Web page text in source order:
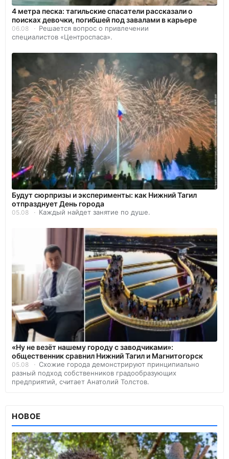
4 метра песка: тагильские спасатели рассказали о
поисках девочки, погибшей под завалами в карьере
06.08
Решается вопрос о привлечении
специалистов «Центроспаса».
Будут сюрпризы и эксперименты: как Нижний Тагил
отпразднует День города
05.08 Каждый найдет занятие по душе.
«Ну не везёт нашему городу с заводчиками»:
общественник сравнил Нижний Тагил и Магнитогорск
05.08
Схожие города демонстрируют принципиально
разный подход собственников градообразующих
предприятий, считает Анатолий Толстов.
НОВОЕ